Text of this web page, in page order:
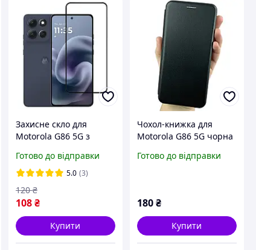
Захисне скло для
Motorola G86 5G з
протиударне на весь
екран
Готово до відправки
5.0 (3)
108 ₴
120 ₴
Купити
Чохол-книжка для
Motorola G86 5G чорна
Готово до відправки
180₴
Купити